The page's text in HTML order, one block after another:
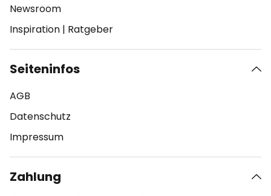
Newsroom
Inspiration | Ratgeber
Seiteninfos
AGB
Datenschutz
Impressum
Zahlung